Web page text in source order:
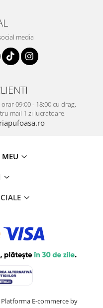
media
09:00 - 18:00 cu drag.
mail 1 zi lucratoare.
Platforma E-commerce by